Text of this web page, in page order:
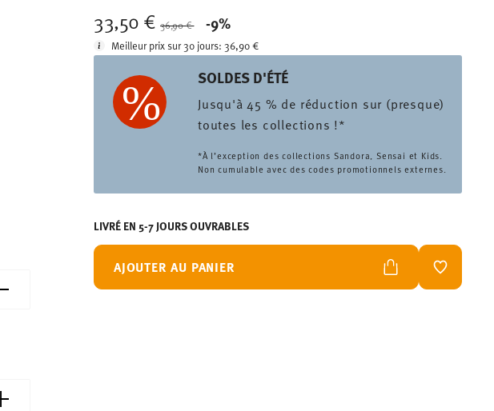
33,50 €36,90 €
-9%
Meilleur prix sur 30 jours:36,90 €
SOLDES D'ÉTÉ
Jusqu'à 45 % de réduction sur (presque)
toutes les collections !*
*À l’exception des collections Sandora, Sensai et Kids.
Non cumulable avec des codes promotionnels externes.
LIVRÉ EN 5-7 JOURS OUVRABLES
AJOUTER AU PANIER LISTE DE